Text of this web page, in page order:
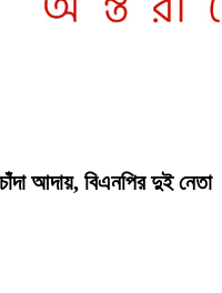
আদায়, বিএনপির দুই নেতা